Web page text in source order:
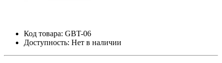
Код товара: GBT-06
Доступность: Нет в наличии